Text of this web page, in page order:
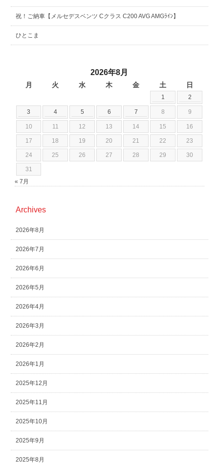
祝！ご納車【メルセデスベンツ Cクラス C200 AVG AMGﾗｲﾝ】
ひとこま
2026年8月
月 火 水 木 金 土 日
1 2
3 4 5 6 7 8 9
10 11 12 13 14 15 16
17 18 19 20 21 22 23
24 25 26 27 28 29 30
31
« 7月
Archives
2026年8月
2026年7月
2026年6月
2026年5月
2026年4月
2026年3月
2026年2月
2026年1月
2025年12月
2025年11月
2025年10月
2025年9月
2025年8月